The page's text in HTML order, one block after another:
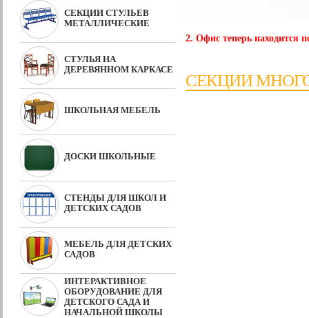
СЕКЦИИ СТУЛЬЕВ
МЕТАЛЛИЧЕСКИЕ
СТУЛЬЯ НА
ДЕРЕВЯННОМ КАРКАСЕ
ШКОЛЬНАЯ МЕБЕЛЬ
ДОСКИ ШКОЛЬНЫЕ
СТЕНДЫ ДЛЯ ШКОЛ И
ДЕТСКИХ САДОВ
МЕБЕЛЬ ДЛЯ ДЕТСКИХ
САДОВ
ИНТЕРАКТИВНОЕ
ОБОРУДОВАНИЕ ДЛЯ
ДЕТСКОГО САДА И
НАЧАЛЬНОЙ ШКОЛЫ
2. Офис теперь находится
СЕКЦИИ